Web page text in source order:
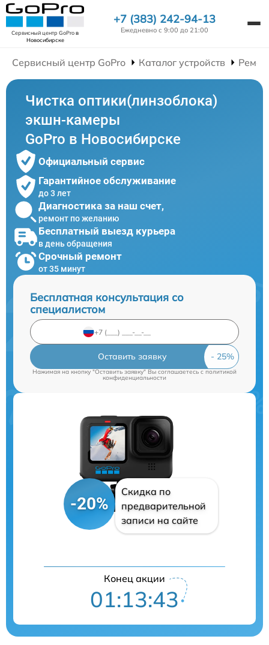
Сервисный центр GoProв
Новосибирске
+7 (383) 242-94-13
Ежедневно с 9:00 до 21:00
Сервисный центр GoPro Каталог устройств
Чистка оптики(линзоблока)
экшн-камеры
GoPro в Новосибирске
Официальный сервис
Гарантийное обслуживание
до 3 лет
Диагностика за наш счет,
ремонт по желанию
Бесплатный выезд курьера
в день обращения
Срочный ремонт
от 35 минут
Бесплатная консультация со
специалистом
Оставить заявку
Нажимая на кнопку "Оставить заявку" Вы соглашаетесь c политикой
конфиденциальности
-20%
Скидка по
предварительной
записи на сайте
Конец акции
01:13:42